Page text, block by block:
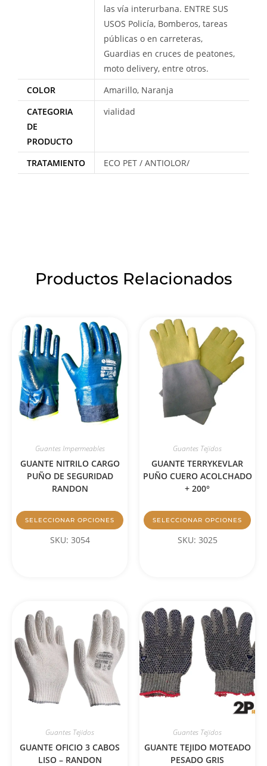
las vía interurbana. ENTRE SUS
USOS Policía, Bomberos, tareas
públicas o en carreteras,
Guardias en cruces de peatones,
moto delivery, entre otros.
COLOR
Amarillo, Naranja
CATEGORIA
DE
PRODUCTO
vialidad
TRATAMIENTO ECO PET / ANTIOLOR/
Productos Relacionados
Guantes Impermeables
GUANTE NITRILO CARGO
PUÑO DE SEGURIDAD
RANDON
SELECCIONAR OPCIONES
SKU: 3054
Guantes Tejidos
GUANTE TERRYKEVLAR
PUÑO CUERO ACOLCHADO
+ 200°
SELECCIONAR OPCIONES
SKU: 3025
Guantes Tejidos
GUANTE OFICIO 3 CABOS
LISO – RANDON
Guantes Tejidos
GUANTE TEJIDO MOTEADO
PESADO GRIS